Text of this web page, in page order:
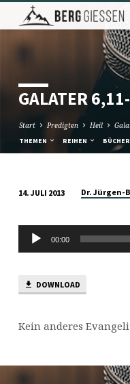
GALATER
Start Predigten Heil
THEMEN REIHEN BÜCHER
6,11-
18
14. JULI 2013 Dr. Jürgen-
Audio-
Player
00:00
DOWNLOAD
Kein anderes